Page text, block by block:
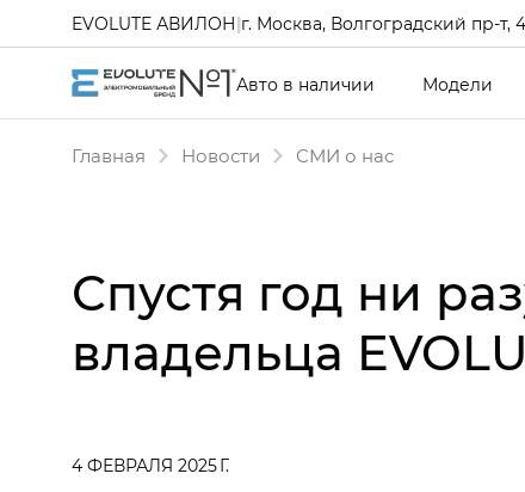
EVOLUTE АВИЛОН|г. Москва, Волгоградский пр-т,
Авто в наличии Модели
Главная Новости СМИ о нас
Спустя год ни
владельца
4 ФЕВРАЛЯ 2025 Г.